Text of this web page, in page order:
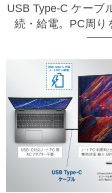
USB Type-C ケーブ
続・給電。PC周